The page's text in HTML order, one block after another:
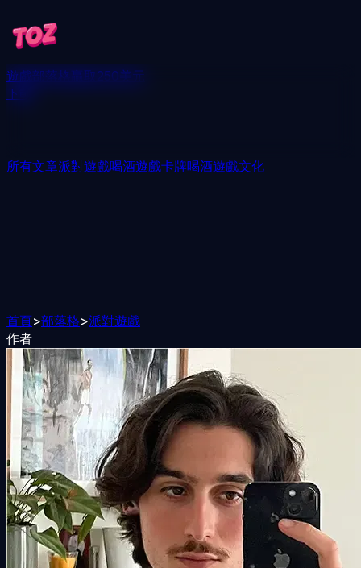
遊戲部落格 贏取250美元
下載
所有文章派對遊戲喝酒遊戲卡牌喝酒遊戲文化
首頁>部落格>派對遊戲
作者